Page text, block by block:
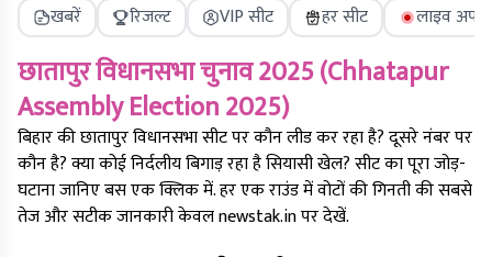
खबरें रिजल्ट VIP सीट हर सीट लाइव
छातापुरविधानसभा चुनाव 2025 (Chhatapur
Assembly Election 2025)
बिहार कीछातापुरविधानसभा सीट पर कौन लीड कर रहा है? दूसरे नंबर पर
कौन है? क्या कोई निर्दलीय बिगाड़ रहा है सियासी खेल? सीट का पूरा जोड़-
घटाना जानिए बस एक क्लिक में. हर एक राउंड में वोटों की गिनती की सबसे
तेज और सटीक जानकारी केवल newstak.in पर देखें.